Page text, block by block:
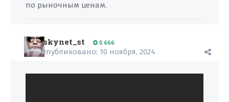
по рыночным ценам.
skynet_st 5 666
Опубликовано: 10 ноября, 2024